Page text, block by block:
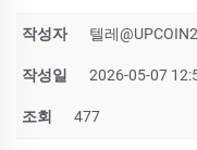
작성자 텔레
작성일 2026-05-07
조회 477